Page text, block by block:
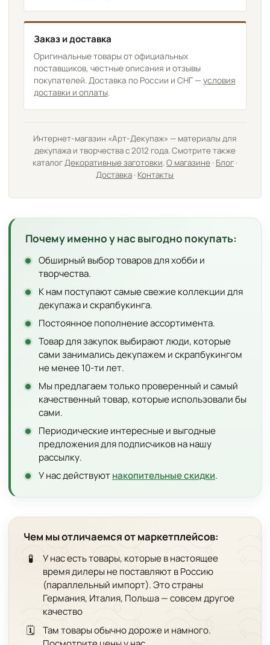
Заказ и доставка
Оригинальные товары от официальных
поставщиков, честные описания и отзывы
покупателей. Доставка по России и СНГ — условия
доставки и оплаты.
Интернет-магазин «Арт-Декупаж» — материалы для
декупажа и творчества с 2012 года. Смотрите также
каталог Декоративные заготовки О магазине· Блог·
Доставка · Контакты
Почему именно у нас выгодно покупать:
Обширный выбор товаров для хобби и
творчества.
К нам поступают самые свежие коллекции для
декупажа и скрапбукинга.
Постоянное пополнение ассортимента.
Товар для закупок выбирают люди, которые
сами занимались декупажем и скрапбукингом
не менее 10-ти лет.
Мы предлагаем только проверенный и самый
качественный товар, которые использовали бы
сами.
Периодические интересные и выгодные
предложения для подписчиков на нашу
рассылку.
У нас действуютнакопительные скидки.
Чем мы отличаемся от маркетплейсов:
🧪
У нас есть товары, которые в настоящее
время дилеры не поставляют в Россию
(параллельный импорт). Это страны
Германия, Италия, Польша — совсем другое
качество
🗓️
Там товары обычно дороже и намного.